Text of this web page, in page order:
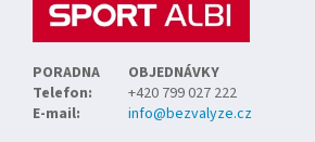
PORADNA
OBJEDNÁVKY
Telefon:
+420 799 027 222
E-mail:
info@bezvalyze.cz